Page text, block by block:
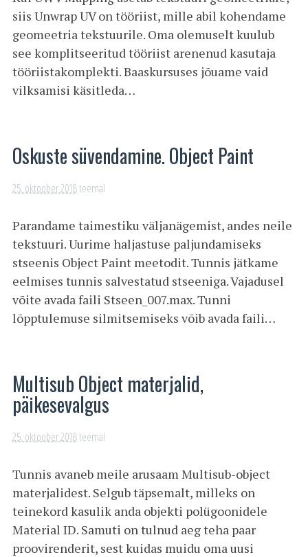
siis Unwrap UV on tööriist, mille abil kohendame
geomeetria tekstuurile. Oma olemuselt kuulub
see komplitseeritud tööriist arenenud kasutaja
tööriistakomplekti. Baaskursuses jõuame vaid
vilksamisi käsitleda…
Oskuste süvendamine. Object Paint
25. oktoober 2018teemal
Parandame taimestiku väljanägemist, andes neile
tekstuuri. Uurime haljastuse paljundamiseks
stseenis Object Paint meetodit. Tunnis jätkame
eelmises tunnis salvestatud stseeniga. Vajadusel
võite avada faili Stseen_007.max. Tunni
lõpptulemuse silmitsemiseks võib avada faili…
Multisub Object materjalid,
päikesevalgus
25. oktoober 2018teemal
Tunnis avaneb meile arusaam Multisub-object
materjalidest. Selgub täpsemalt, milleks on
teinekord kasulik anda objekti polügoonidele
Material ID. Samuti on tulnud aeg teha paar
proovirenderit, sest kuidas muidu oma uusi